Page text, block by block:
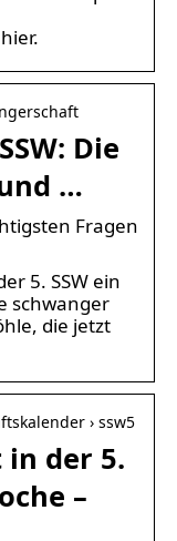
Die
…
Fragen
5. SSW ein
schwanger
die jetzt
› ssw5
in der 5.
–